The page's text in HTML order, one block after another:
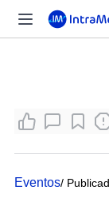
Eventos/